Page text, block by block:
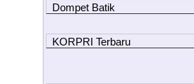
Dompet Batik
KORPRI Terbaru